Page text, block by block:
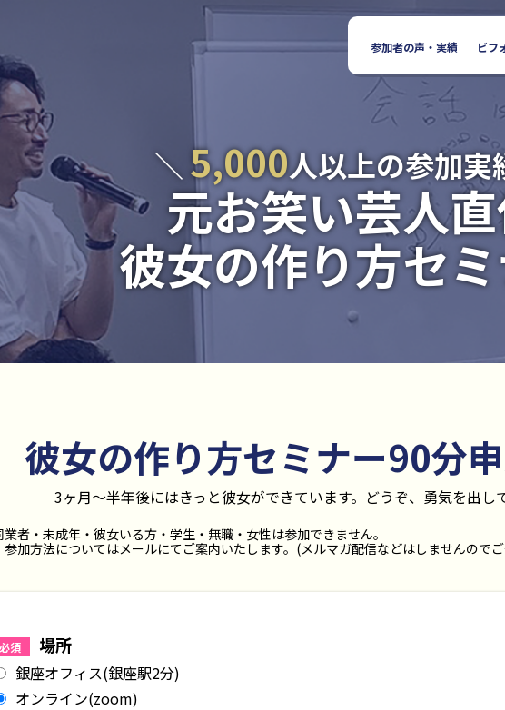
参加者の声・実績 ビフ
＼ 5,000人以上の参加実
元お笑い芸人
彼女の作り方セ
彼女の作り方セミナー90分
3ヶ月〜半年後にはきっと彼女ができています。どうぞ、勇気を出し
者・未成年・彼女いる方・学生・無職・女性は参加できません。
加方法についてはメールにてご案内いたします。(メルマガ配信などはしませんので
必須 場所
銀座オフィス(銀座駅2分)
オンライン(zoom)